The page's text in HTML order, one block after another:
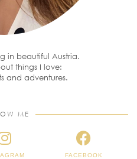
in beautiful Austria.
things I love:
and adventures.
ME
FACEBOOK